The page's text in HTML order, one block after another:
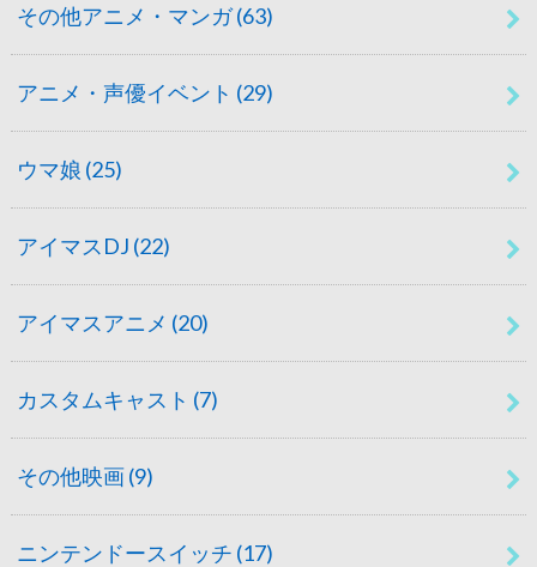
その他アニメ・マンガ(63)
アニメ・声優イベント (29)
ウマ娘 (25)
アイマスDJ (22)
アイマスアニメ (20)
カスタムキャスト (7)
その他映画(9)
ニンテンドースイッチ (17)